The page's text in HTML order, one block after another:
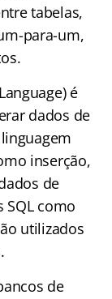
tabelas,
para-um,
é
dados de
inserção,
de
SQL como
utilizados
de